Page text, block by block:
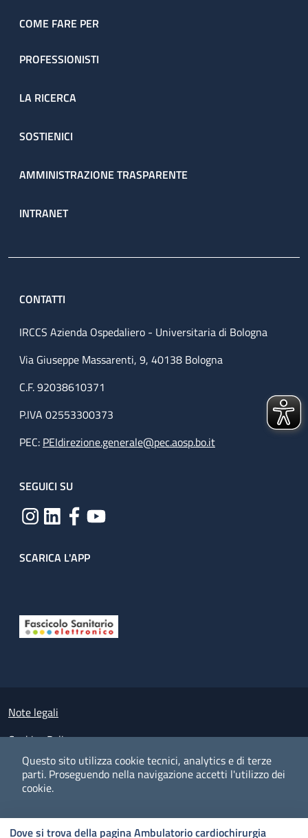
Questo sito utilizza cookie tecnici, analytics e di terze
parti. Proseguendo nella navigazione accetti l'utilizzo dei
cookie.
Dove si trova della pagina Ambulatorio cardiochirurgia
COME FARE PER
PROFESSIONISTI
LA RICERCA
SOSTIENICI
AMMINISTRAZIONE TRASPARENTE
INTRANET
CONTATTI
IRCCS Azienda Ospedaliero - Universitaria di Bologna
Via Giuseppe Massarenti, 9, 40138 Bologna
C.F. 92038610371
P.IVA 02553300373
PEC: PEIdirezione.generale@pec.aosp.bo.it
SEGUICI SU
SCARICA L'APP
Small prints
Note legali
Cookies Policy
Policy privacy e protezione del dato personale
Albo pretorio on-line
Dichiarazione di accessibilità